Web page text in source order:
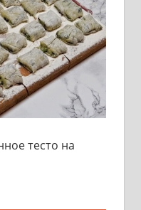
тесто на